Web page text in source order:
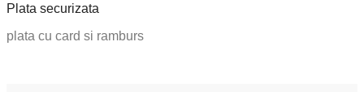
Plata securizata
plata cu card si ramburs